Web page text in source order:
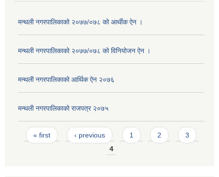
मन्थली नगरपालिकाको २०७७/०७८ को आर्थीक ऐन ।
मन्थली नगरपालिकाको २०७७/०७८ को विनियोजन ऐन ।
मन्थली नगरपालिकाको आर्थिक ऐन २०७६
मन्थली नगरपालिकाको राजपत्र २०७५
Pages
« first ‹ previous 1 2
3
4